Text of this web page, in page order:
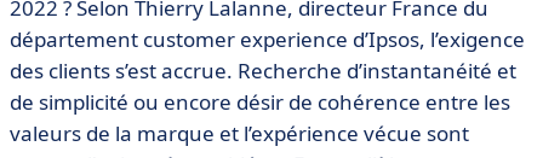
2022 ? Selon Thierry Lalanne, directeur France du
département customer experience d’Ipsos, l’exigence
des clients s’est accrue. Recherche d’instantanéité et
de simplicité ou encore désir de cohérence entre les
valeurs de la marque et l’expérience vécue sont